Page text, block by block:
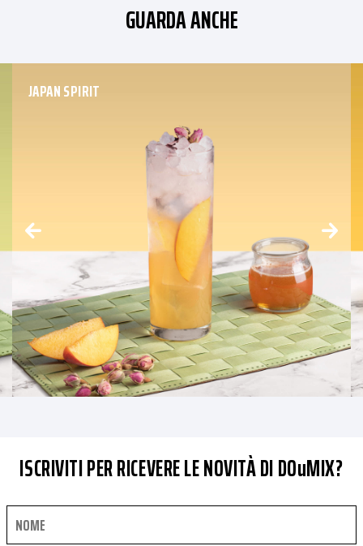
GUARDA ANCHE
JAPAN SPIRIT
ISCRIVITI PER RICEVERE LE NOVITÀ DI DOuMIX?